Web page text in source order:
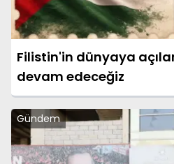
Filistin'in dünyaya
devam edeceğiz
Gündem